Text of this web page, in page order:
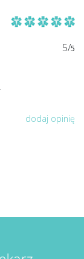
5/5
dodaj opinię